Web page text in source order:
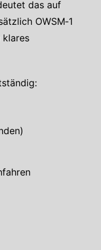
das auf
OWSM‑1
klares